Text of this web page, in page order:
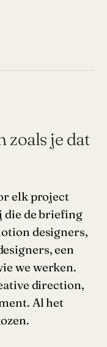
zoals je dat
elk project
die de briefing
designers,
een
we werken.
direction,
Al het